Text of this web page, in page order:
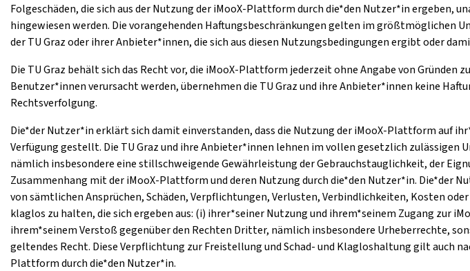
Folgeschäden, die sich aus der Nutzung der iMooX-Plattform durch die*den Nutzer*in ergeben,
hingewiesen werden. Die vorangehenden Haftungsbeschränkungen gelten im größtmöglichen
der TU Graz oder ihrer Anbieter*innen, die sich aus diesen Nutzungsbedingungen ergibt oder
Die TU Graz behält sich das Recht vor, die iMooX-Plattform jederzeit ohne Angabe von Gründen
Benutzer*innen verursacht werden, übernehmen die TU Graz und ihre Anbieter*innen keine
Rechtsverfolgung.
Die*der Nutzer*in erklärt sich damit einverstanden, dass die Nutzung der iMooX-Plattform auf
Verfügung gestellt. Die TU Graz und ihre Anbieter*innen lehnen im vollen gesetzlich
nämlich insbesondere eine stillschweigende Gewährleistung der Gebrauchstauglichkeit, der
Zusammenhang mit der iMooX-Plattform und deren Nutzung durch die*den Nutzer*in. Die*der
von sämtlichen Ansprüchen, Schäden, Verpflichtungen, Verlusten, Verbindlichkeiten, Kosten
klaglos zu halten, die sich ergeben aus: (i) ihrer*seiner Nutzung und ihrem*seinem Zugang zur
ihrem*seinem Verstoß gegenüber den Rechten Dritter, nämlich insbesondere Urheberrechte,
geltendes Recht. Diese Verpflichtung zur Freistellung und Schad- und Klagloshaltung gilt auch
Plattform durch die*den Nutzer*in.